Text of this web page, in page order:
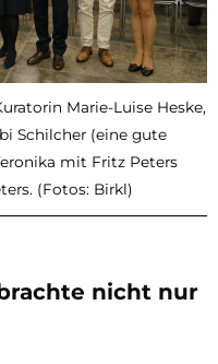
Marie-Luise Heske,
Schilcher (eine gute
mit Fritz Peters
(Fotos: Birkl)
nicht nur